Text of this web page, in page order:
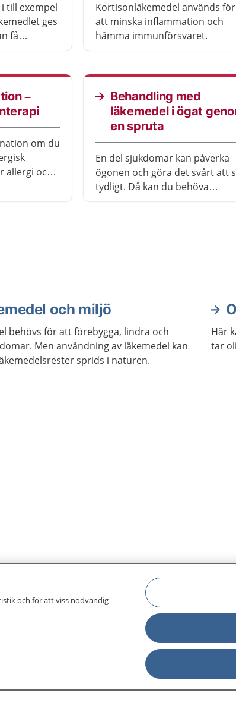
till exempel
ges
få
Kortisonläkemedel används för
att minska inflammation och
hämma immunförsvaret.
–
om du
allergi och
Behandling med
läkemedel i ögat
en spruta
En del sjukdomar kan påverka
ögonen och göra det svårt att
tydligt. Då kan du behöva
och miljö
behövs för att förebygga, lindra och
Men användning av läkemedel kan
sprids i naturen.
Här
tar
och för att viss nödvändig